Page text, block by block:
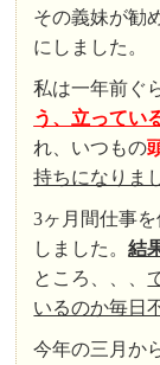
その義妹が勧
にしました。
私は一年前ぐ
う、立ってい
れ、いつもの
持ちになりま
3ヶ月間仕事
しました。結
ところ、、、
いるのか毎日
今年の三月か